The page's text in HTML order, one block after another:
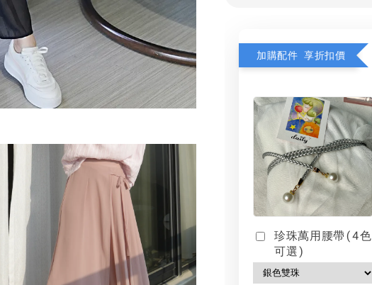
加購配件 享折扣價
珍珠萬用腰帶(4色
可選)